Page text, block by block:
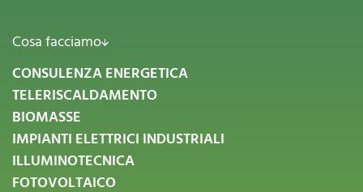
Cosa facciamo
CONSULENZA ENERGETICA
TELERISCALDAMENTO
BIOMASSE
IMPIANTI ELETTRICI INDUSTRIALI
ILLUMINOTECNICA
FOTOVOLTAICO